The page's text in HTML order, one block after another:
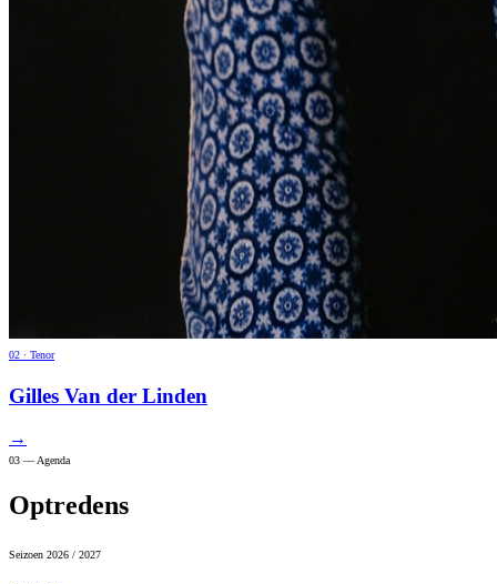
02 · Tenor
Gilles Van der Linden
→
03 — Agenda
Optredens
Seizoen 2026 / 2027